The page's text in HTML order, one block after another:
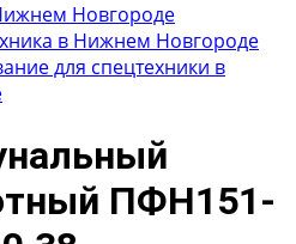
Новгороде
в Нижнем Новгороде
для спецтехники в
ПФН151-